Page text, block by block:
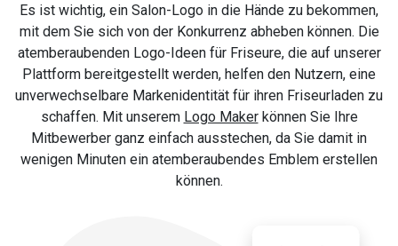
Es ist wichtig, ein Salon-Logo in die Hände zu bekommen,
mit dem Sie sich von der Konkurrenz abheben können. Die
atemberaubenden Logo-Ideen für Friseure, die auf unserer
Plattform bereitgestellt werden, helfen den Nutzern, eine
unverwechselbare Markenidentität für ihren Friseurladen zu
schaffen. Mit unserem Logo Makerkönnen Sie Ihre
Mitbewerber ganz einfach ausstechen, da Sie damit in
wenigen Minuten ein atemberaubendes Emblem erstellen
können.